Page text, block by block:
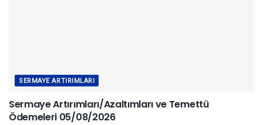
SERMAYE ARTIRIMLARI
Sermaye Artırımları/Azaltımları ve Temettü
Ödemeleri 05/08/2026